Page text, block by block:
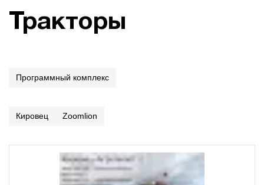
Подъемно-транспортная и складская техника Heli
Сельскохозяйственная техника
Бренды
HELI
Тракторы
Программный комплекс
Кировец Zoomlion